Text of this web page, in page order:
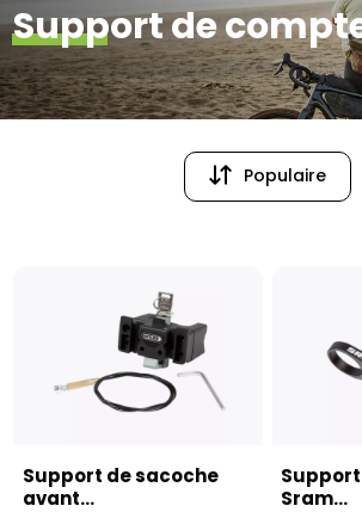
Support de
Populaire
Support de sacoche
avant...
Sram...